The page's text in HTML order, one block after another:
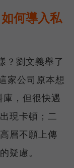
何導入私
？劉文義舉了
家公司原本想
，但很快遇
現卡頓；二
層不願上傳
疑慮。